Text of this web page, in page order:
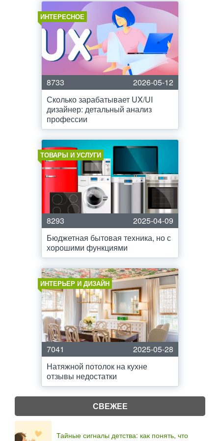
ИНТЕРЕСНОЕ
8733
2026-05-12
Сколько зарабатывает UX/UI
дизайнер: детальный анализ
профессии
ТОВАРЫ И УСЛУГИ
8293
2025-04-09
Бюджетная бытовая техника, но с
хорошими функциями
ИНТЕРЬЕР И ДИЗАЙН
7041
2025-05-28
Натяжной потолок на кухне
отзывы недостатки
СВЕЖЕЕ
Тайные сигналы детства: как понять, что